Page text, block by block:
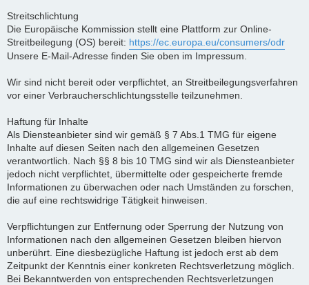
Streitschlichtung
Die Europäische Kommission stellt eine Plattform zur Online-
Streitbeilegung (OS) bereit: https://ec.europa.eu/consumers/odr
Unsere E-Mail-Adresse finden Sie oben im Impressum.
Wir sind nicht bereit oder verpflichtet, an Streitbeilegungsverfahren
vor einer Verbraucherschlichtungsstelle teilzunehmen.
Haftung für Inhalte
Als Diensteanbieter sind wir gemäß § 7 Abs.1 TMG für eigene
Inhalte auf diesen Seiten nach den allgemeinen Gesetzen
verantwortlich. Nach §§ 8 bis 10 TMG sind wir als Diensteanbieter
jedoch nicht verpflichtet, übermittelte oder gespeicherte fremde
Informationen zu überwachen oder nach Umständen zu forschen,
die auf eine rechtswidrige Tätigkeit hinweisen.
Verpflichtungen zur Entfernung oder Sperrung der Nutzung von
Informationen nach den allgemeinen Gesetzen bleiben hiervon
unberührt. Eine diesbezügliche Haftung ist jedoch erst ab dem
Zeitpunkt der Kenntnis einer konkreten Rechtsverletzung möglich.
Bei Bekanntwerden von entsprechenden Rechtsverletzungen